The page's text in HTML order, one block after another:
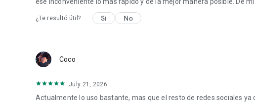
¿Te resultó útil? Sí No
Coco
July 21, 2026
Actualmente lo uso bastante, mas que el resto de redes sociales ya